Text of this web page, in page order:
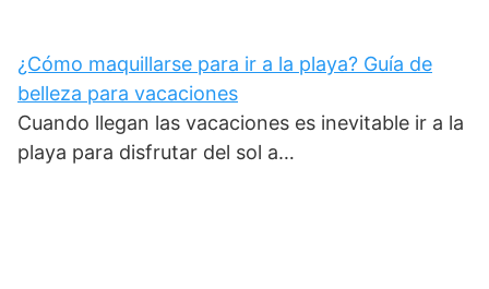
¿Cómo maquillarse para ir a la playa? Guía de
belleza para vacaciones
Cuando llegan las vacaciones es inevitable ir a la
playa para disfrutar del sol a…